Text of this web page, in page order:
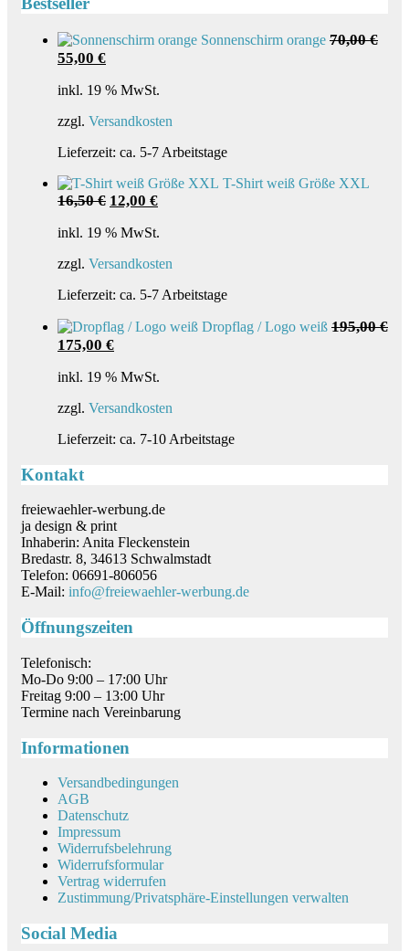
Die
werden
Sonnenschirm orange 70,00€
Ursprünglicher
war:
55,00 €Aktueller
ist:
inkl. 19 % MwSt.
zzgl. Versandkosten
Lieferzeit: ca. 5-7 Arbeitstage
T-Shirt weiß Größe XXL
16,50€ Ursprünglicher
war:
12,00 €Aktueller
inkl. 19 % MwSt.
zzgl. Versandkosten
Lieferzeit: ca. 5-7 Arbeitstage
Dropflag / Logo weiß 195,00€
Ursprünglicher
war:
175,00 €Aktueller
ist:
inkl. 19 % MwSt.
zzgl. Versandkosten
Lieferzeit: ca. 7-10 Arbeitstage
Kontakt
freiewaehler-werbung.de
ja design & print
Inhaberin: Anita Fleckenstein
Bredastr. 8, 34613 Schwalmstadt
Telefon: 06691-806056
E-Mail: info@freiewaehler-werbung.de
Öffnungszeiten
Telefonisch:
Mo-Do 9:00 – 17:00 Uhr
Freitag 9:00 – 13:00 Uhr
Termine nach Vereinbarung
Informationen
Versandbedingungen
AGB
Datenschutz
Impressum
Widerrufsbelehrung
Widerrufsformular
Vertrag widerrufen
Zustimmung/Privatsphäre-Einstellungen verwalten
Social Media